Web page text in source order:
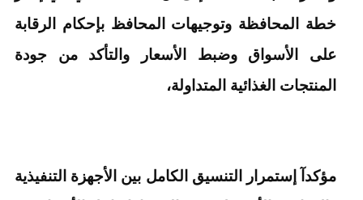
خطة المحافظة وتوجيهات المحافظ بإحكام الرقابة
على الأسواق وضبط الأسعار والتأكد من جودة
المنتجات الغذائية المتداولة،
مؤكدآ إستمرار التنسيق الكامل بين الأجهزة التنفيذية